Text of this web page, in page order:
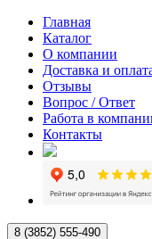
Главная
Каталог
О компании
Доставка и
Отзывы
Вопрос / Ответ
Работа в
Контакты
8 (3852) 555-490